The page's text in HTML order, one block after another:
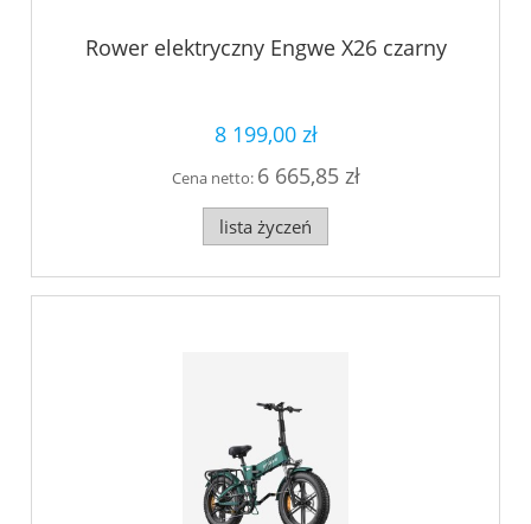
Rower elektryczny Engwe X26 czarny
8 199,00 zł
Cena netto: 6 665,85 zł
lista życzeń